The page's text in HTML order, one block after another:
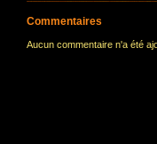
Commentaires
Aucun commentaire n'a été